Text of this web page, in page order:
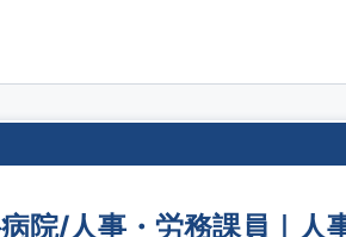
院/人事・労務課員｜